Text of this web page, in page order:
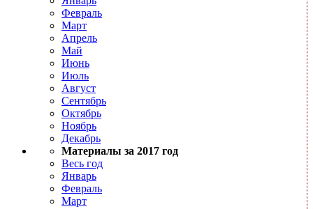
Февраль
Март
Апрель
Май
Июнь
Июль
Август
Сентябрь
Октябрь
Ноябрь
Декабрь
Материалы за 2017 год
Весь год
Январь
Февраль
Март